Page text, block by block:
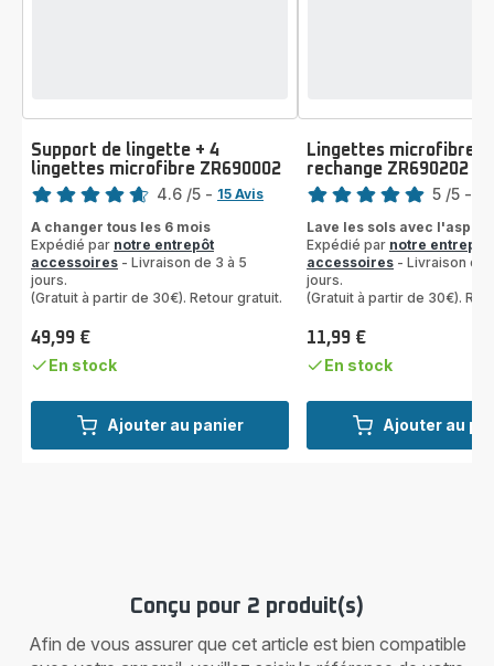
Ajouter au panier
Support de lingette + 4
lingettes microfibre ZR690002
Note
4.6 /5 - 15 Avis
A changer tous les 6 mois
Expédié par notre entrepôt
accessoires - Livraison de 3 à 5
jours.
(Gratuit à partir de 30€). Retour gratuit.
Prix
49,99 €
En stock
Ajouter au
Lingettes microfibres
rechange ZR690202
Note
5
étoiles
(moyenne)
5 /5 -
Lave les sols avec
Expédié par notre entrepôt
accessoires - Livraison de
jours.
(Gratuit à partir de 30€).
Prix
11,99 €
En stock
Conçu pour 2 produit(s)
Afin de vous assurer que cet article est bien compatible